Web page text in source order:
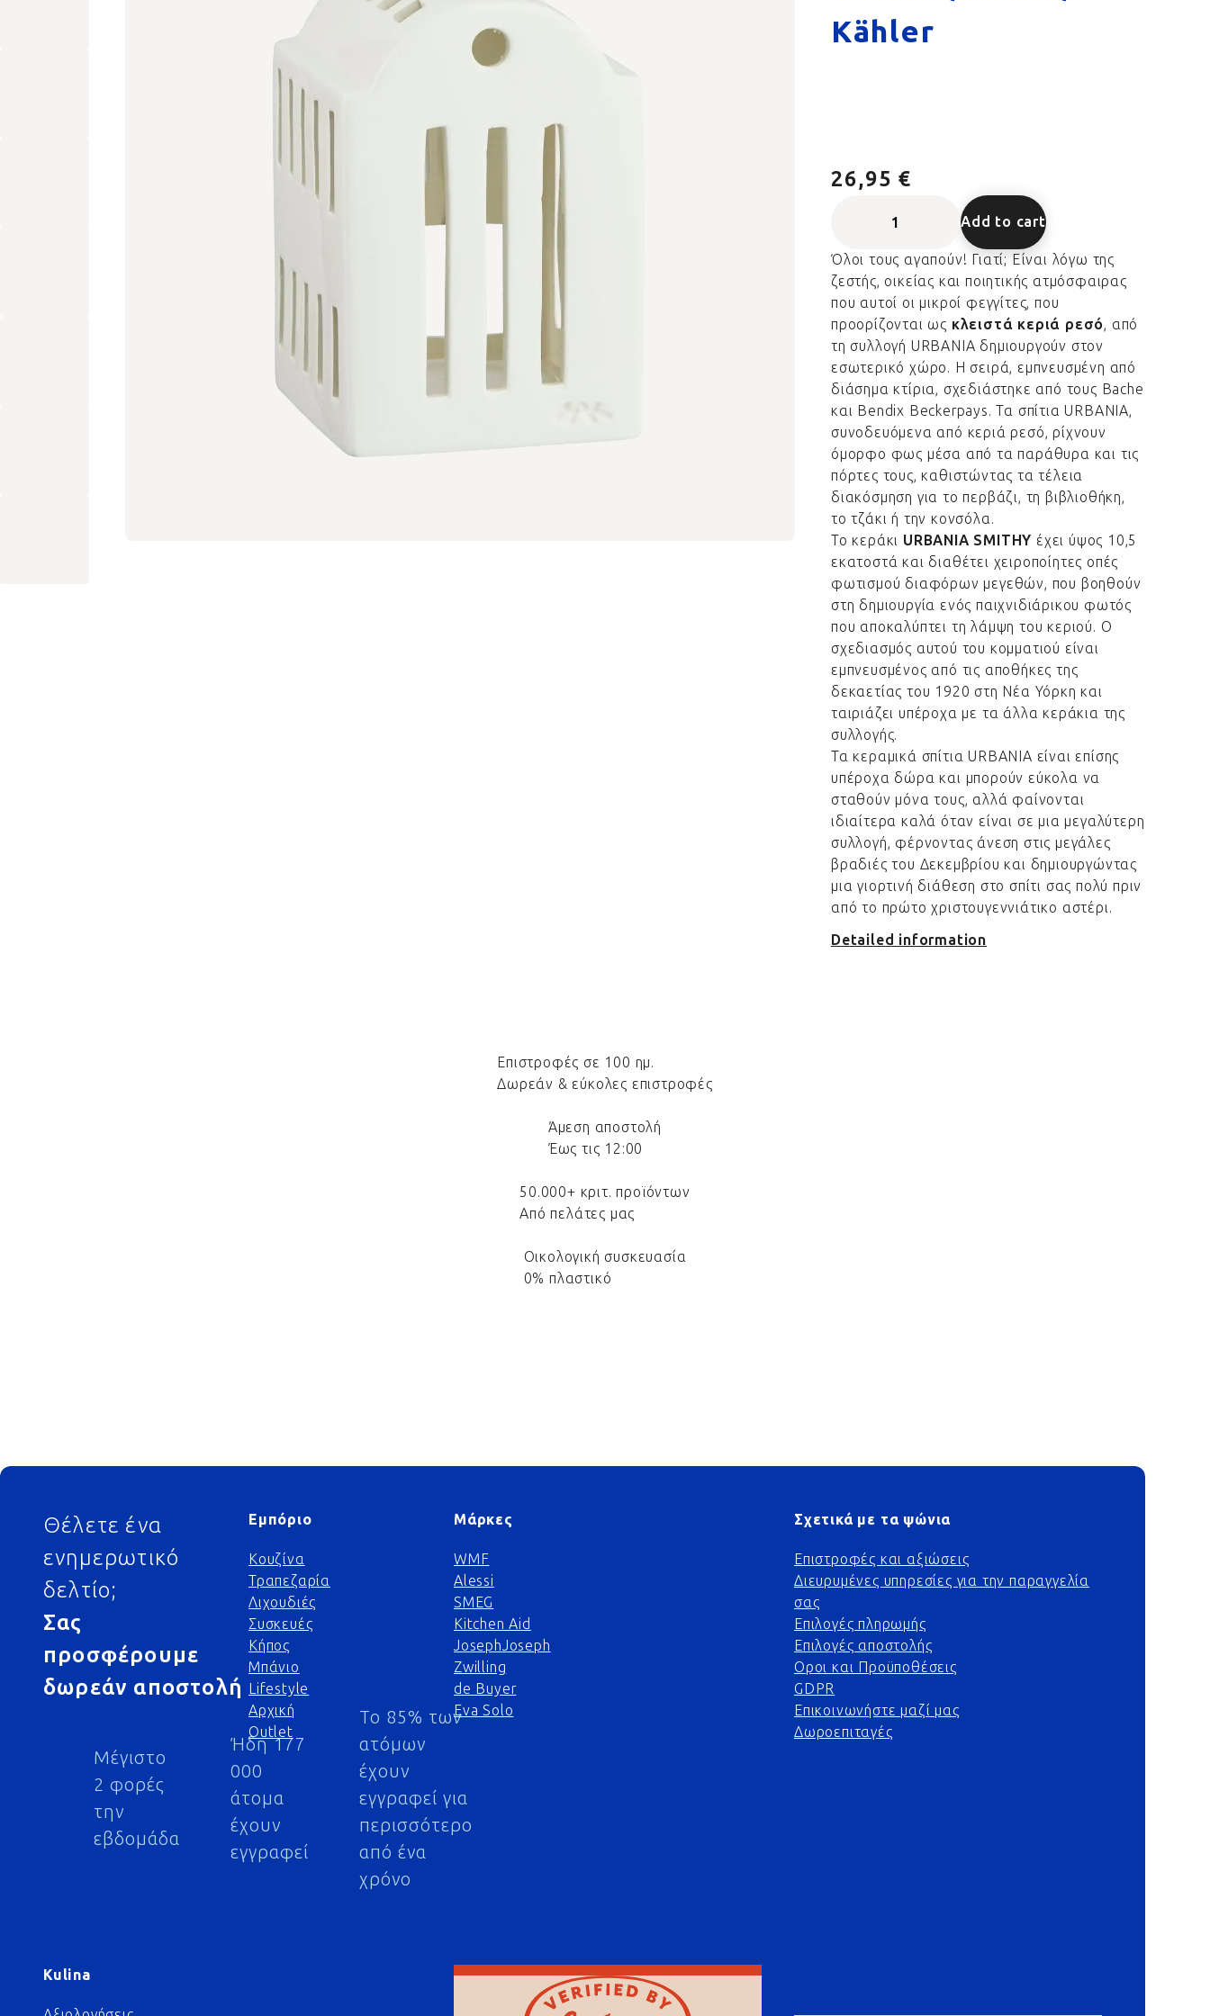
Kähler
26,95 €
Add to cart
Όλοι τους αγαπούν! Γιατί; Είναι λόγω της
ζεστής, οικείας και ποιητικής ατμόσφαιρας
που αυτοί οι μικροί φεγγίτες, που
προορίζονται ως κλειστά κεριά ρεσό, από
τη συλλογή URBANIA δημιουργούν στον
εσωτερικό χώρο. Η σειρά, εμπνευσμένη από
διάσημα κτίρια, σχεδιάστηκε από τους Bache
και Bendix Beckerpays. Τα σπίτια URBANIA,
συνοδευόμενα από κεριά ρεσό, ρίχνουν
όμορφο φως μέσα από τα παράθυρα και τις
πόρτες τους, καθιστώντας τα τέλεια
διακόσμηση για το περβάζι, τη βιβλιοθήκη,
το τζάκι ή την κονσόλα.
Το κεράκι URBANIA SMITHY έχει ύψος 10,5
εκατοστά και διαθέτει χειροποίητες οπές
φωτισμού διαφόρων μεγεθών, που βοηθούν
στη δημιουργία ενός παιχνιδιάρικου φωτός
που αποκαλύπτει τη λάμψη του κεριού. Ο
σχεδιασμός αυτού του κομματιού είναι
εμπνευσμένος από τις αποθήκες της
δεκαετίας του 1920 στη Νέα Υόρκη και
ταιριάζει υπέροχα με τα άλλα κεράκια της
συλλογής.
Τα κεραμικά σπίτια URBANIA είναι επίσης
υπέροχα δώρα και μπορούν εύκολα να
σταθούν μόνα τους, αλλά φαίνονται
ιδιαίτερα καλά όταν είναι σε μια μεγαλύτερη
συλλογή, φέρνοντας άνεση στις μεγάλες
βραδιές του Δεκεμβρίου και δημιουργώντας
μια γιορτινή διάθεση στο σπίτι σας πολύ πριν
από το πρώτο χριστουγεννιάτικο αστέρι.
Detailed information
Επιστροφές σε 100 ημ.
Δωρεάν & εύκολες επιστροφές
Άμεση αποστολή
Έως τις 12:00
50.000+ κριτ. προϊόντων
Από πελάτες μας
Οικολογική συσκευασία
0% πλαστικό
Footer
Θέλετε ένα
ενημερωτικό
δελτίο;
Σας
προσφέρουμε
δωρεάν αποστολή
Μέγιστο
2 φορές
την
εβδομάδα
Ήδη 177
000
άτομα
έχουν
εγγραφεί
Το 85% των
ατόμων
έχουν
εγγραφεί για
περισσότερο
από ένα
χρόνο
Εμπόριο
Κουζίνα
Τραπεζαρία
Λιχουδιές
Συσκευές
Κήπος
Μπάνιο
Lifestyle
Αρχική
Outlet
Μάρκες
WMF
Alessi
SMEG
Kitchen Aid
JosephJoseph
Zwilling
de Buyer
Eva Solo
Σχετικά με τα ψώνια
Επιστροφές και αξιώσεις
Διευρυμένες υπηρεσίες για την παραγγελία
σας
Επιλογές πληρωμής
Επιλογές αποστολής
Οροι και Προϋποθέσεις
GDPR
Επικοινωνήστε μαζί μας
Δωροεπιταγές
Kulina